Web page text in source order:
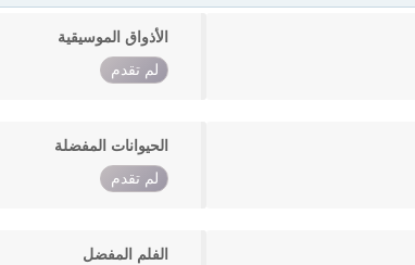
الأذواق الموسيقية
لم تقدم
الحيوانات المفضلة
لم تقدم
الفلم المفضل